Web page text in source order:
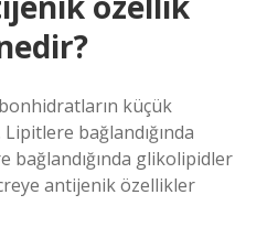
küçük
bağlandığında
glikolipidler
antijenik özellikler